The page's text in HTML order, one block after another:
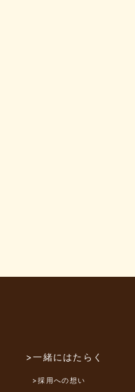
>一緒にはたらく
>採用への想い